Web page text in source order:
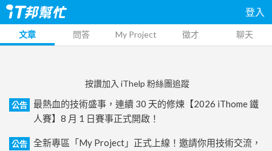
登入
文章 問答 My Project 徵才 聊天
按讚加入 iThelp 粉絲團追蹤
公告
最熱血的技術盛事，連續 30 天的修煉【2026 iThome 鐵
人賽】8 月 1 日賽事正式開啟！
公告
全新專區「My Project」正式上線！邀請你用技術交流，